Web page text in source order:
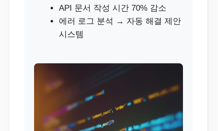
API 문서 작성 시간 70% 감소
에러 로그 분석 → 자동 해결 제안
시스템